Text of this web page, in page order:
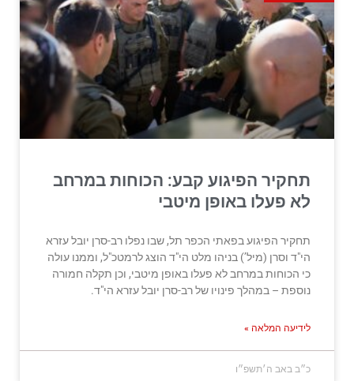
תחקיר הפיגוע קבע: הכוחות במרחב
לא פעלו באופן מיטבי
תחקיר הפיגוע בפאתי הכפר תל, שבו נפלו רב-סרן יובל עזרא
הי"ד וסרן (מיל’) בניהו מלט הי"ד הוצג לרמטכ"ל, וממנו עולה
כי הכוחות במרחב לא פעלו באופן מיטבי, וכן תקלה חמורה
נוספת – במהלך פינויו של רב-סרן יובל עזרא הי"ד.
לידיעה המלאה »
כ״ב באב ה׳תשפ״ו